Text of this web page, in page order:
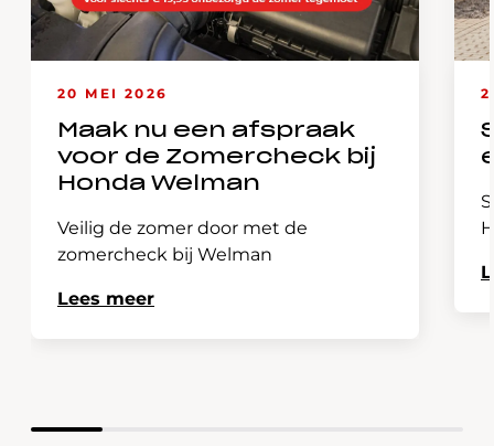
20 MEI 2026
Maak nu een afspraak
voor de Zomercheck bij
Honda Welman
Veilig de zomer door met de
zomercheck bij Welman
Lees meer